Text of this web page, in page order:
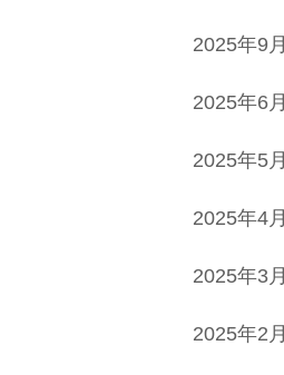
2025年9月
2025年6月
2025年5月
2025年4月
2025年3月
2025年2月